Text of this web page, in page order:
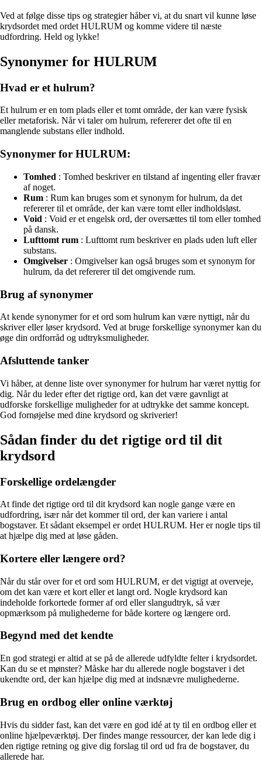
Ved at følge disse tips og strategier håber vi, at du snart vil kunne løse
krydsordet med ordet HULRUM og komme videre til næste
udfordring. Held og lykke!
Synonymer for HULRUM
Hvad er et hulrum?
Et hulrum er en tom plads eller et tomt område, der kan være fysisk
eller metaforisk. Når vi taler om hulrum, refererer det ofte til en
manglende substans eller indhold.
Synonymer for HULRUM:
Tomhed : Tomhed beskriver en tilstand af ingenting eller fravær
af noget.
Rum : Rum kan bruges som et synonym for hulrum, da det
refererer til et område, der kan være tomt eller indholdsløst.
Void : Void er et engelsk ord, der oversættes til tom eller tomhed
på dansk.
Lufttomt rum : Lufttomt rum beskriver en plads uden luft eller
substans.
Omgivelser : Omgivelser kan også bruges som et synonym for
hulrum, da det refererer til det omgivende rum.
Brug af synonymer
At kende synonymer for et ord som hulrum kan være nyttigt, når du
skriver eller løser krydsord. Ved at bruge forskellige synonymer kan du
øge din ordforråd og udtryksmuligheder.
Afsluttende tanker
Vi håber, at denne liste over synonymer for hulrum har været nyttig for
dig. Når du leder efter det rigtige ord, kan det være gavnligt at
udforske forskellige muligheder for at udtrykke det samme koncept.
God fornøjelse med dine krydsord og skriverier!
Sådan finder du det rigtige ord til dit
krydsord
Forskellige ordelængder
At finde det rigtige ord til dit krydsord kan nogle gange være en
udfordring, især når det kommer til ord, der kan variere i antal
bogstaver. Et sådant eksempel er ordet HULRUM. Her er nogle tips til
at hjælpe dig med at løse gåden.
Kortere eller længere ord?
Når du står over for et ord som HULRUM, er det vigtigt at overveje,
om det kan være et kort eller et langt ord. Nogle krydsord kan
indeholde forkortede former af ord eller slangudtryk, så vær
opmærksom på mulighederne for både kortere og længere ord.
Begynd med det kendte
En god strategi er altid at se på de allerede udfyldte felter i krydsordet.
Kan du se et mønster? Måske har du allerede nogle bogstaver i det
ukendte ord, der kan hjælpe dig med at indsnævre mulighederne.
Brug en ordbog eller online værktøj
Hvis du sidder fast, kan det være en god idé at ty til en ordbog eller et
online hjælpeværktøj. Der findes mange ressourcer, der kan lede dig i
den rigtige retning og give dig forslag til ord ud fra de bogstaver, du
allerede har.